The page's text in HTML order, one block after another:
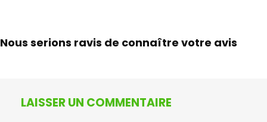
Nous serions ravis de connaître votre avis
LAISSER UN COMMENTAIRE